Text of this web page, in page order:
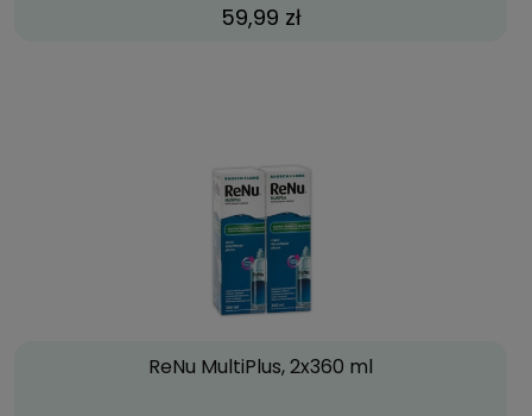
59,99 zł
ReNu MultiPlus, 2x360 ml